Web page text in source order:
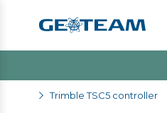
Trimble TSC5 controller